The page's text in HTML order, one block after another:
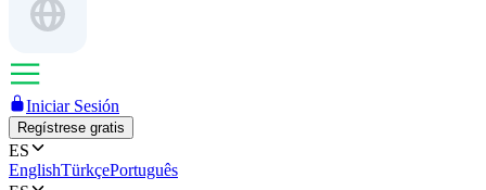
Iniciar Sesión
Regístrese gratis
ES
EnglishTürkçePortuguês